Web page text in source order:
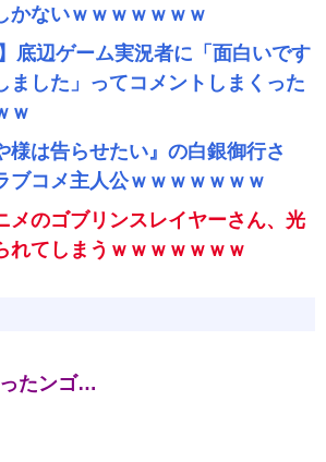
かないｗｗｗｗｗｗｗ
底辺ゲーム実況者に「面白いです
ました」ってコメントしまくった
ｗ
様は告らせたい』の白銀御行さ
ブコメ主人公ｗｗｗｗｗｗｗ
メのゴブリンスレイヤーさん、光
れてしまうｗｗｗｗｗｗｗ
たンゴ…